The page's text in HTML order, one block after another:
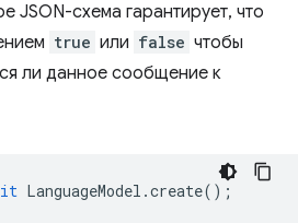
JSON-схема гарантирует, что
true или false чтобы
ли данное сообщение к
LanguageModel .create();